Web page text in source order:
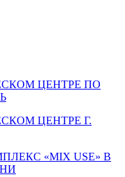
ЦЕНТРЕ ПО
ЦЕНТРЕ Г.
«MIX USE» В